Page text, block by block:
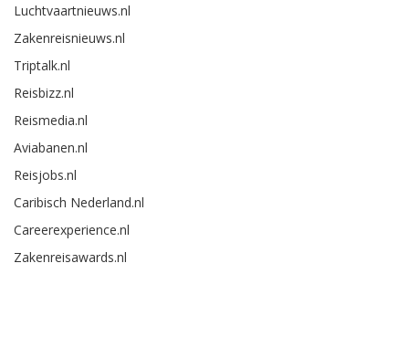
Luchtvaartnieuws.nl
Zakenreisnieuws.nl
Triptalk.nl
Reisbizz.nl
Reismedia.nl
Aviabanen.nl
Reisjobs.nl
Caribisch Nederland.nl
Careerexperience.nl
Zakenreisawards.nl